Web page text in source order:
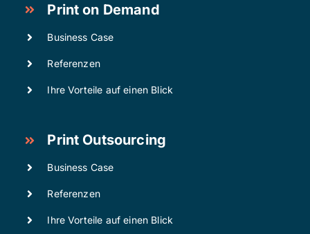
Print on Demand
Business Case
Referenzen
Ihre Vorteile auf einen Blick
Print Outsourcing
Business Case
Referenzen
Ihre Vorteile auf einen Blick